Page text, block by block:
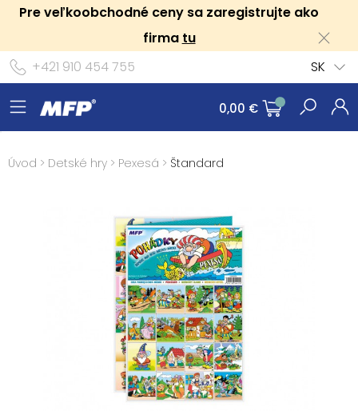
Pre veľkoobchodné ceny sa zaregistrujte ako
firma tu
+421 910 454 755
SK
0,00 €
Úvod > Detské hry > Pexesá > Štandard